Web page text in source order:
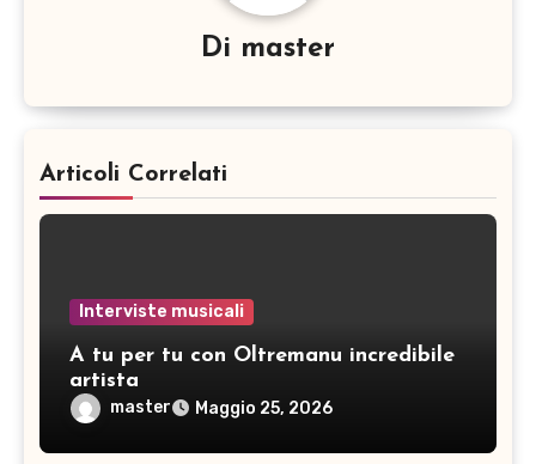
Di master
Articoli Correlati
Interviste musicali
A tu per tu con Oltremanu incredibile
artista
master Maggio 25, 2026